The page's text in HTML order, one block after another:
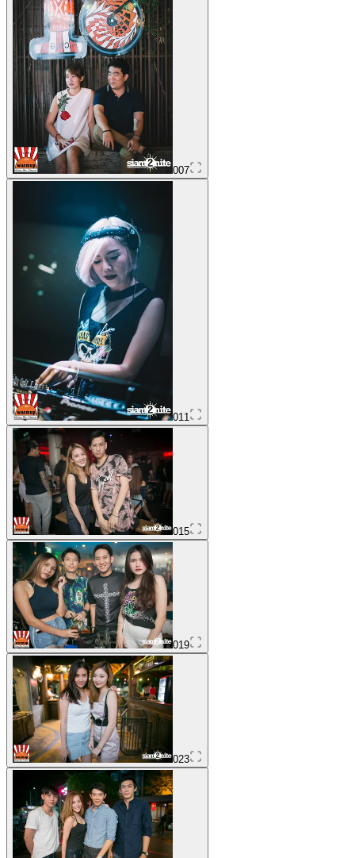
007
011
015
019
023